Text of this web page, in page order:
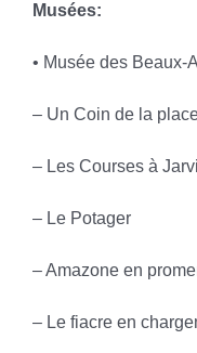
Musées:
• Musée des Beaux-
– Un Coin de la
– Les Courses à
– Le Potager
– Amazone en
– Le fiacre en